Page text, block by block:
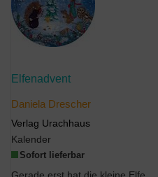
Elfenadvent
Daniela Drescher
Verlag Urachhaus
Kalender
Sofort lieferbar